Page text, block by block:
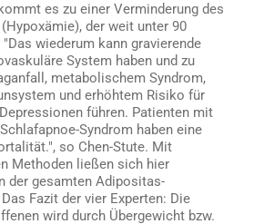
es zu einer Verminderung des
der weit unter 90
wiederum kann gravierende
System haben und zu
metabolischem Syndrom,
und erhöhtem Risiko für
führen. Patienten mit
Syndrom haben eine
so Chen-Stute. Mit
Methoden ließen sich hier
der gesamten Adipositas-
Fazit der vier Experten: Die
wird durch Übergewicht bzw.